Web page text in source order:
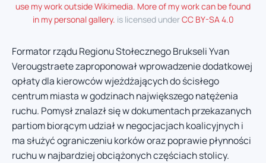
use my work outside Wikimedia. More of my work can be found
in my personal gallery. is licensed underCC BY-SA 4.0
Formator rządu Regionu Stołecznego Brukseli Yvan
Verougstraete zaproponował wprowadzenie dodatkowej
opłaty dla kierowców wjeżdżających do ścisłego
centrum miasta w godzinach największego natężenia
ruchu. Pomysł znalazł się w dokumentach przekazanych
partiom biorącym udział w negocjacjach koalicyjnych i
ma służyć ograniczeniu korków oraz poprawie płynności
ruchu w najbardziej obciążonych częściach stolicy.